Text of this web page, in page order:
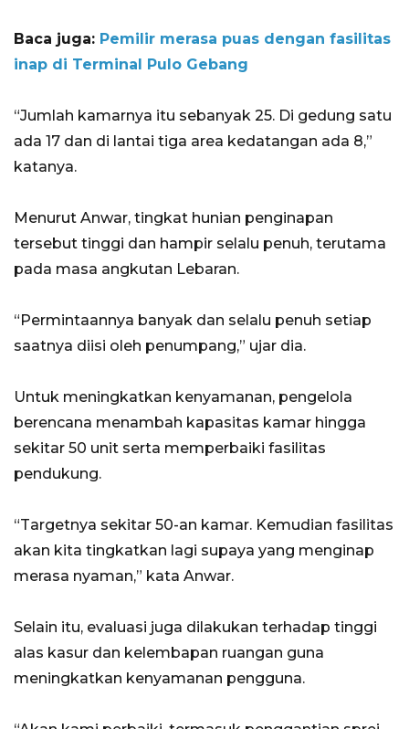
Baca juga: Pemilir merasa puas dengan fasilitas
inap di Terminal Pulo Gebang
“Jumlah kamarnya itu sebanyak 25. Di gedung satu
ada 17 dan di lantai tiga area kedatangan ada 8,”
katanya.
Menurut Anwar, tingkat hunian penginapan
tersebut tinggi dan hampir selalu penuh, terutama
pada masa angkutan Lebaran.
“Permintaannya banyak dan selalu penuh setiap
saatnya diisi oleh penumpang,” ujar dia.
Untuk meningkatkan kenyamanan, pengelola
berencana menambah kapasitas kamar hingga
sekitar 50 unit serta memperbaiki fasilitas
pendukung.
“Targetnya sekitar 50-an kamar. Kemudian fasilitas
akan kita tingkatkan lagi supaya yang menginap
merasa nyaman,” kata Anwar.
Selain itu, evaluasi juga dilakukan terhadap tinggi
alas kasur dan kelembapan ruangan guna
meningkatkan kenyamanan pengguna.